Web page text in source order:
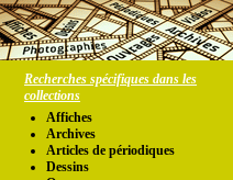
Recherches spécifiques dans les
collections
Affiches
Archives
Articles de périodiques
Dessins